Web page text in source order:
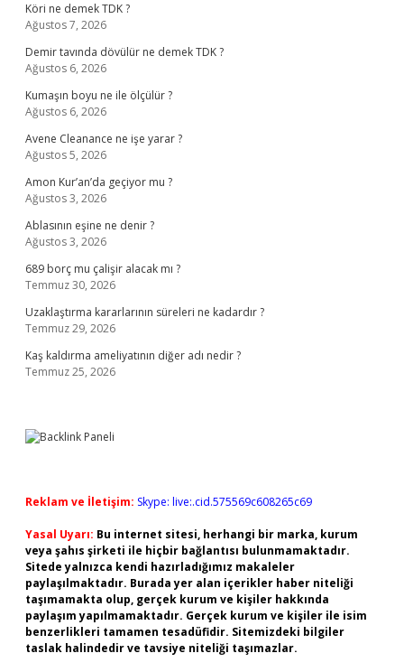
Köri ne demek TDK ?
Ağustos 7, 2026
Demir tavında dövülür ne demek TDK ?
Ağustos 6, 2026
Kumaşın boyu ne ile ölçülür ?
Ağustos 6, 2026
Avene Cleanance ne işe yarar ?
Ağustos 5, 2026
Amon Kur’an’da geçiyor mu ?
Ağustos 3, 2026
Ablasının eşine ne denir ?
Ağustos 3, 2026
689 borç mu çalişir alacak mı ?
Temmuz 30, 2026
Uzaklaştırma kararlarının süreleri ne kadardır ?
Temmuz 29, 2026
Kaş kaldırma ameliyatının diğer adı nedir ?
Temmuz 25, 2026
Reklam ve İletişim: Skype: live:.cid.575569c608265c69
Yasal Uyarı: Bu internet sitesi, herhangi bir marka, kurum
veya şahıs şirketi ile hiçbir bağlantısı bulunmamaktadır.
Sitede yalnızca kendi hazırladığımız makaleler
paylaşılmaktadır. Burada yer alan içerikler haber niteliği
taşımamakta olup, gerçek kurum ve kişiler hakkında
paylaşım yapılmamaktadır. Gerçek kurum ve kişiler ile isim
benzerlikleri tamamen tesadüfidir. Sitemizdeki bilgiler
taslak halindedir ve tavsiye niteliği taşımazlar.